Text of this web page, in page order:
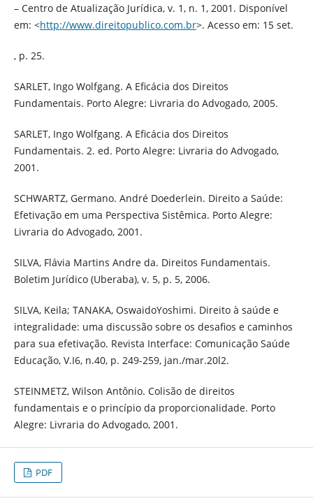
– Centro de Atualização Jurídica, v. 1, n. 1, 2001. Disponível
em: <http://www.direitopublico.com.br>. Acesso em: 15 set.
, p. 25.
SARLET, Ingo Wolfgang. A Eficácia dos Direitos
Fundamentais. Porto Alegre: Livraria do Advogado, 2005.
SARLET, Ingo Wolfgang. A Eficácia dos Direitos
Fundamentais. 2. ed. Porto Alegre: Livraria do Advogado,
2001.
SCHWARTZ, Germano. André Doederlein. Direito a Saúde:
Efetivação em uma Perspectiva Sistêmica. Porto Alegre:
Livraria do Advogado, 2001.
SILVA, Flávia Martins Andre da. Direitos Fundamentais.
Boletim Jurídico (Uberaba), v. 5, p. 5, 2006.
SILVA, Keila; TANAKA, OswaidoYoshimi. Direito à saúde e
integralidade: uma discussão sobre os desafios e caminhos
para sua efetivação. Revista Interface: Comunicação Saúde
Educação, V.I6, n.40, p. 249-259, jan./mar.20l2.
STEINMETZ, Wilson Antônio. Colisão de direitos
fundamentais e o princípio da proporcionalidade. Porto
Alegre: Livraria do Advogado, 2001.
PDF